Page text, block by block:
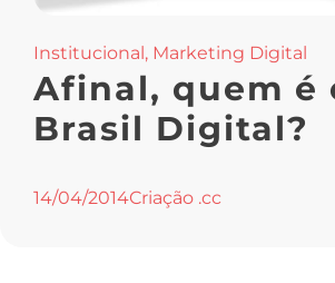
Institucional, Marketing Digital
Afinal, quem é
Brasil Digital?
14/04/2014Criação .cc